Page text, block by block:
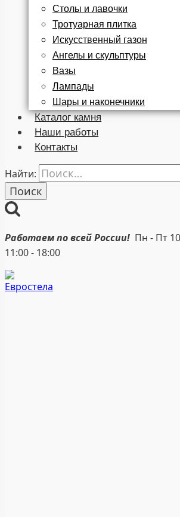
Столы и лавочки
Тротуарная плитка
Искусственный газон
Ангелы и скульптуры
Вазы
Лампады
Шары и наконечники
Каталог камня
Наши работы
Контакты
Найти:
Работаем по всей России! Пн - Пт
11:00 - 18:00